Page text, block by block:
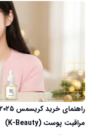
مراقبت پوست (K-Beauty)